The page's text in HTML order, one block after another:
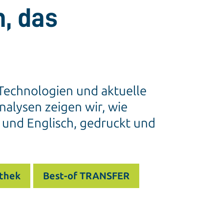
das
und aktuelle
zeigen wir, wie
Englisch, gedruckt und
Best-of TRANSFER